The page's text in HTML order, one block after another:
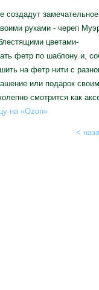
создадут замечательное
руками - череп
цветами-
фетр по шаблону и,
на фетр нити с
или подарок
смотрится как
на «Ozon»
<